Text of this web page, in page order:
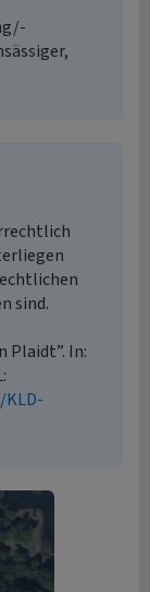
sind.
Plaidt”. In: